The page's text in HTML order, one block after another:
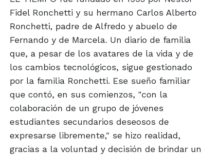
Fidel Ronchetti y su hermano Carlos Alberto
Ronchetti, padre de Alfredo y abuelo de
Fernando y de Marcela. Un diario de familia
que, a pesar de los avatares de la vida y de
los cambios tecnológicos, sigue gestionado
por la familia Ronchetti. Ese sueño familiar
que contó, en sus comienzos, "con la
colaboración de un grupo de jóvenes
estudiantes secundarios deseosos de
expresarse libremente," se hizo realidad,
gracias a la voluntad y decisión de brindar un